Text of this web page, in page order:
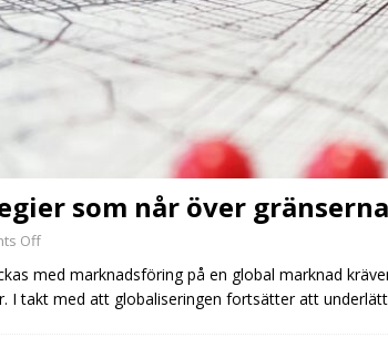
som når över gränserna
Off
med marknadsföring på en global marknad
I takt med att globaliseringen fortsätter att